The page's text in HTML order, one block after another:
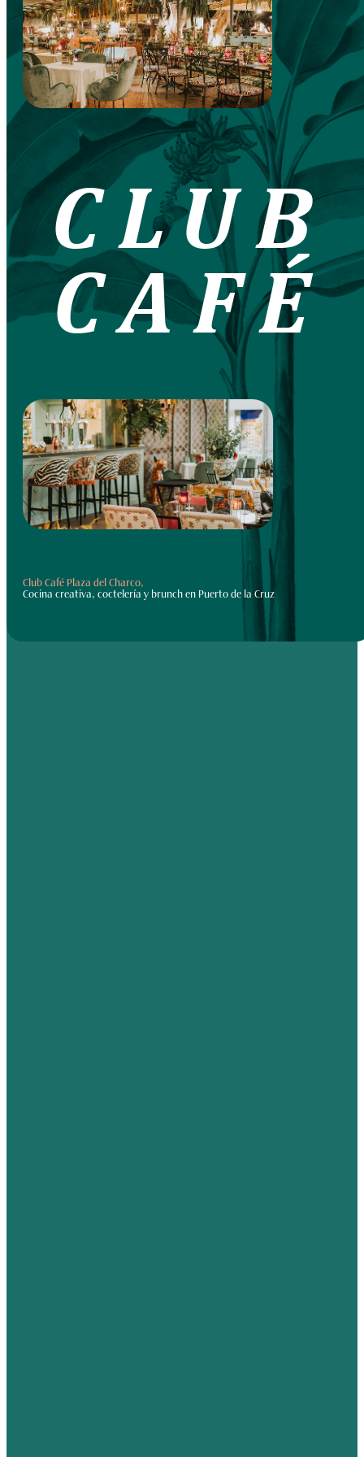
CLUB
CAFÉ
Club Café Plaza del Charco,
Cocina creativa, coctelería y brunch en Puerto de la Cruz